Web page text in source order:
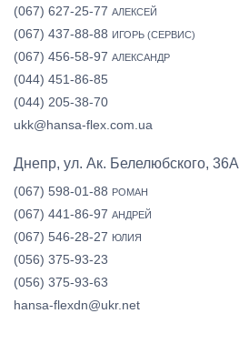
(067) 627-25-77 АЛЕКСЕЙ
(067) 437-88-88 ИГОРЬ (СЕРВИС)
(067) 456-58-97 АЛЕКСАНДР
(044) 451-86-85
(044) 205-38-70
ukk@hansa-flex.com.ua
Днепр, ул. Ак. Белелюбского, 36А
(067) 598-01-88 РОМАН
(067) 441-86-97 АНДРЕЙ
(067) 546-28-27 ЮЛИЯ
(056) 375-93-23
(056) 375-93-63
hansa-flexdn@ukr.net